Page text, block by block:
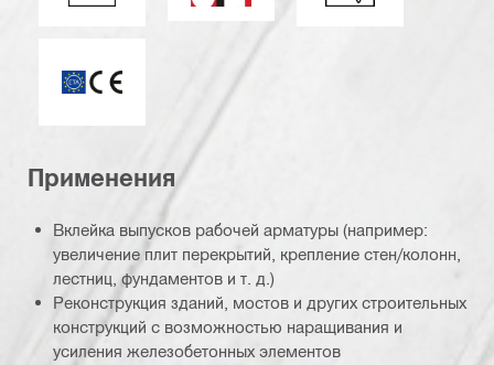
Применения
Вклейка выпусков рабочей арматуры (например:
увеличение плит перекрытий, крепление стен/колонн,
лестниц, фундаментов и т. д.)
Реконструкция зданий, мостов и других строительных
конструкций с возможностью наращивания и
усиления железобетонных элементов